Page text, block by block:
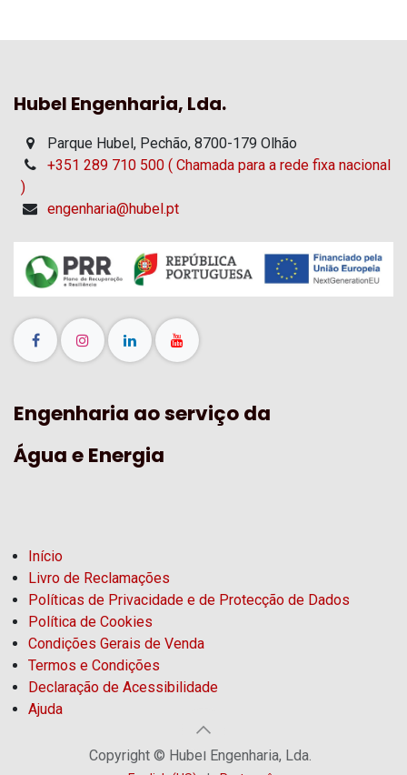
Hubel Engenharia, Lda.
Parque Hubel, Pechão, 8700-179 Olhão
+351 289 710 500 ( Chamada para a rede fixa nacional
)
engenharia@hubel.pt
Engenharia ao serviço da
Água e Energia
Início
Livro de Reclamações
Políticas de Privacidade e de Protecção de Dados
Política de Cookies
Condições Gerais de Venda
Termos e Condições
Declaração de Acessibilidade
Ajuda
Copyright © Hubel Engenharia, Lda.